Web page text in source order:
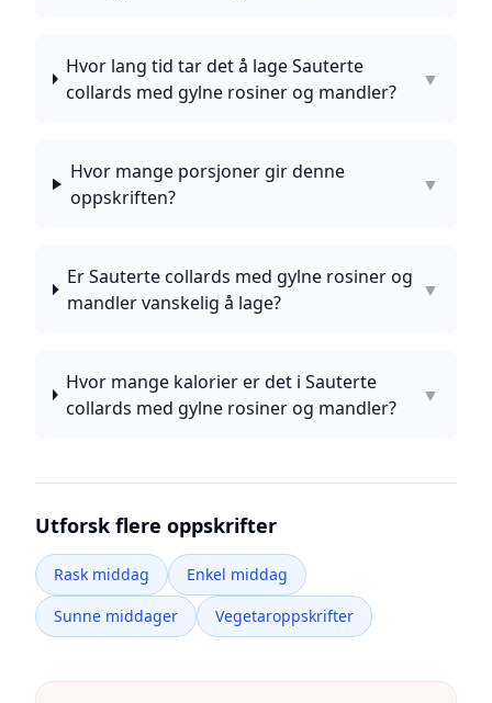
Hvor lang tid tar det å lage Sauterte
collards med gylne rosiner og mandler?
▼
Hvor mange porsjoner gir denne
oppskriften?
▼
Er Sauterte collards med gylne rosiner og
mandler vanskelig å lage?
▼
Hvor mange kalorier er det i Sauterte
collards med gylne rosiner og mandler?
▼
Utforsk flere oppskrifter
Rask middag
Enkel middag
Sunne middager
Vegetaroppskrifter